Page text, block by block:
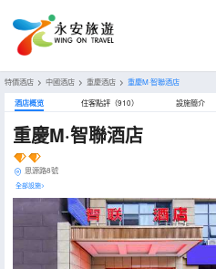
特價酒店 > 中國酒店 > 重慶酒店 > 重慶M·智聯酒店
酒店概览 住客點評（910） 設施簡介
重慶M·智聯酒店
思源路8號
全部設施>